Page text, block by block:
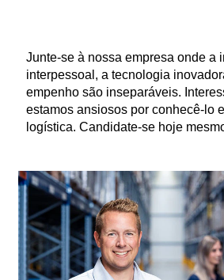
Junte-se à nossa empresa onde a
interpessoal, a tecnologia
empenho são inseparáveis.
estamos ansiosos por conhecê-lo
logística. Candidate-se hoje